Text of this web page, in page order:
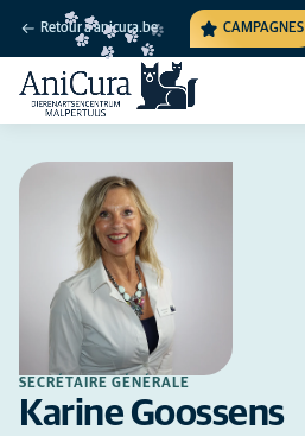
Retour à anicura.be CAMPAGNES
SECRÉTAIRE GÉNÉRALE
Karine Goossens